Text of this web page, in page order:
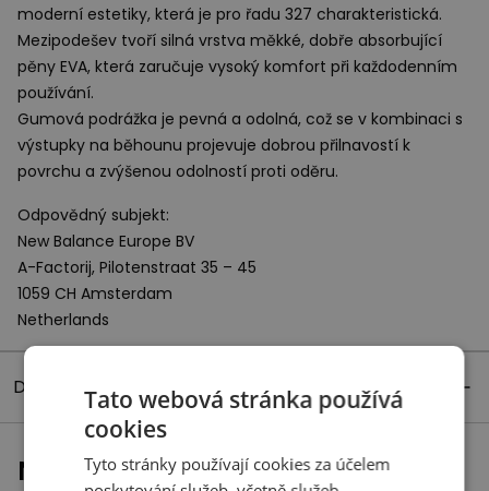
moderní estetiky, která je pro řadu 327 charakteristická.
Mezipodešev tvoří silná vrstva měkké, dobře absorbující
pěny EVA, která zaručuje vysoký komfort při každodenním
používání.
Gumová podrážka je pevná a odolná, což se v kombinaci s
výstupky na běhounu projevuje dobrou přilnavostí k
povrchu a zvýšenou odolností proti oděru.
Odpovědný subjekt:
New Balance Europe BV
A-Factorij, Pilotenstraat 35 – 45
1059 CH Amsterdam
Netherlands
Detaily produktu
Naposledy prohlížené
Tato webová stránka používá
cookies
Tyto stránky používají cookies za účelem